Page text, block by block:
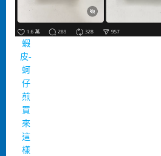
蝦
皮-
蚵
仔
煎
買
來
這
樣